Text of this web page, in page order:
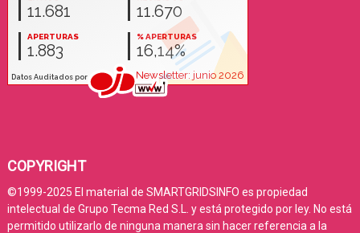
COPYRIGHT
©1999-2025 El material de SMARTGRIDSINFO es propiedad
intelectual de Grupo Tecma Red S.L. y está protegido por ley. No está
permitido utilizarlo de ninguna manera sin hacer referencia a la